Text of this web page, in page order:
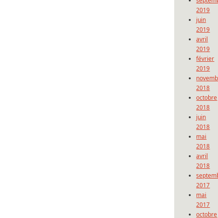
2019
juin
2019
avril
2019
février
2019
2018
octobre
2018
juin
2018
mai
2018
avril
2018
2017
mai
2017
octobre